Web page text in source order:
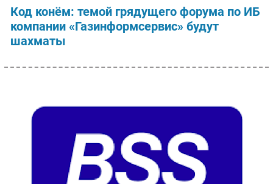
Код конём: темой грядущего форума по ИБ
компании «Газинформсервис» будут
шахматы